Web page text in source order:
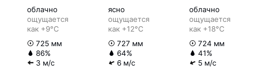
облачно
ощущается
как +9°C
725 мм
86%
3 м/с
ясно
ощущается
как +12°C
727 мм
64%
6 м/с
облачно
ощущается
как +18°C
724 мм
41%
5 м/с